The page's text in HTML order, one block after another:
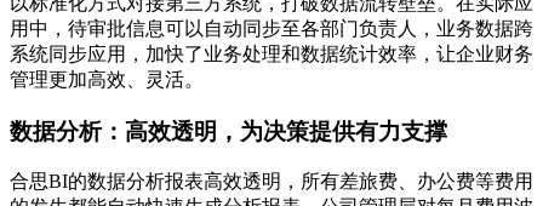
用中，待审批信息可以自动同步至各部门负责人，业务数据跨
系统同步应用，加快了业务处理和数据统计效率，让企业财务
管理更加高效、灵活。
数据分析：高效透明，为决策提供有力支撑
合思BI的数据分析报表高效透明，所有差旅费、办公费等费用